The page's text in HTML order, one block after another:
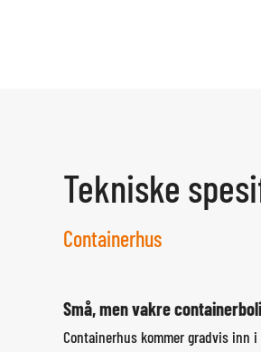
Tekniske
Containerhus
Små, men vakre
Containerhus kommer gradvis inn